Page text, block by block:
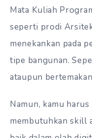
Mata Kuliah
seperti prodi
menekankan pada
tipe bangunan.
ataupun
Namun, kamu
membutuhkan skill